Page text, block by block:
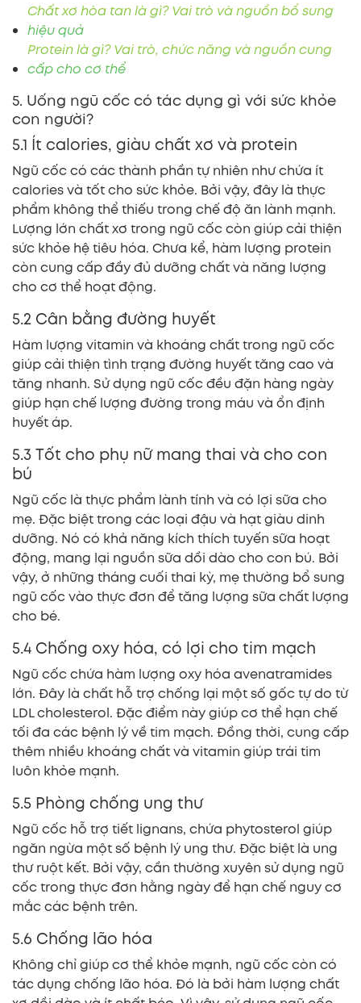
Chất xơ hòa tan là gì? Vai trò và nguồn bổ sung
hiệu quả
Protein là gì? Vai trò, chức năng và nguồn cung
cấp cho cơ thể
5. Uống ngũ cốc có tác dụng gì với sức khỏe
con người?
5.1 Ít calories, giàu chất xơ và protein
Ngũ cốc có các thành phần tự nhiên như chứa ít
calories và tốt cho sức khỏe. Bởi vậy, đây là thực
phẩm không thể thiếu trong chế độ ăn lành mạnh.
Lượng lớn chất xơ trong ngũ cốc còn giúp cải thiện
sức khỏe hệ tiêu hóa. Chưa kể, hàm lượng protein
còn cung cấp đầy đủ dưỡng chất và năng lượng
cho cơ thể hoạt động.
5.2 Cân bằng đường huyết
Hàm lượng vitamin và khoáng chất trong ngũ cốc
giúp cải thiện tình trạng đường huyết tăng cao và
tăng nhanh. Sử dụng ngũ cốc đều đặn hàng ngày
giúp hạn chế lượng đường trong máu và ổn định
huyết áp.
5.3 Tốt cho phụ nữ mang thai và cho con
bú
Ngũ cốc là thực phẩm lành tính và có lợi sữa cho
mẹ. Đặc biệt trong các loại đậu và hạt giàu dinh
dưỡng. Nó có khả năng kích thích tuyến sữa hoạt
động, mang lại nguồn sữa dồi dào cho con bú. Bởi
vậy, ở những tháng cuối thai kỳ, mẹ thường bổ sung
ngũ cốc vào thực đơn để tăng lượng sữa chất lượng
cho bé.
5.4 Chống oxy hóa, có lợi cho tim mạch
Ngũ cốc chứa hàm lượng oxy hóa avenatramides
lớn. Đây là chất hỗ trợ chống lại một số gốc tự do từ
LDL cholesterol. Đặc điểm này giúp cơ thể hạn chế
tối đa các bệnh lý về tim mạch. Đồng thời, cung cấp
thêm nhiều khoáng chất và vitamin giúp trái tim
luôn khỏe mạnh.
5.5 Phòng chống ung thư
Ngũ cốc hỗ trợ tiết lignans, chứa phytosterol giúp
ngăn ngừa một số bệnh lý ung thư. Đặc biệt là ung
thư ruột kết. Bởi vậy, cần thường xuyên sử dụng ngũ
cốc trong thực đơn hằng ngày để hạn chế nguy cơ
mắc các bệnh trên.
5.6 Chống lão hóa
Không chỉ giúp cơ thể khỏe mạnh, ngũ cốc còn có
tác dụng chống lão hóa. Đó là bởi hàm lượng chất